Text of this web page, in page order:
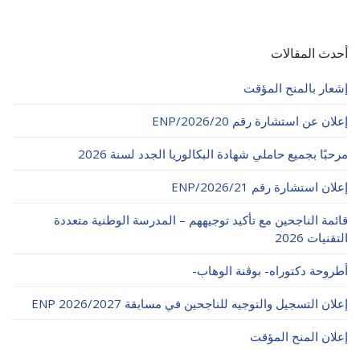
أحدث المقالات
إشعار بالمنح المؤقت
إعلان عن استشارة رقم 20/ENP/2026
مرحبًا بجميع حاملي شهادة البكالوريا الجدد لسنة 2026
إعلان استشارة رقم 21/ENP/2026
قائمة الناجحين مع تأكيد توجيههم – المدرسة الوطنية متعددة
التقنيات 2026
أطروحة دكتوراه- بوڨنة الوهاب-
إعلان التسجيل والتوجيه للناجحين في مسابقة ENP 2026/2027
إعلان المنح المؤقت